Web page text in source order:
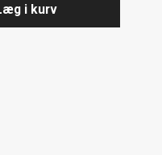
i kurv